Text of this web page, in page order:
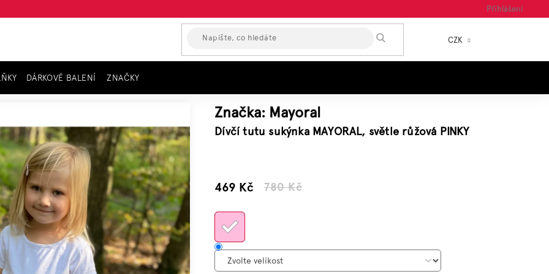
CZK
Přihlášení
DÁRKOVÉ BALENÍ ZNAČKY
Dívčí tutu sukýnka MAYORAL, světle růžová PINKY
Značka: Mayoral
780 Kč
469 Kč Měrná